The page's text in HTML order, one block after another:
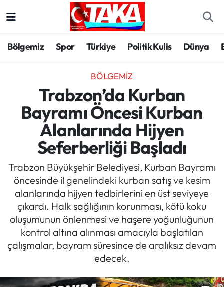
Bölgemiz Spor Türkiye Politik Kulis Dünya
BÖLGEMIZ
Trabzon’da Kurban
Bayramı Öncesi Kurban
Alanlarında Hijyen
Seferberliği Başladı
Trabzon Büyükşehir Belediyesi, Kurban Bayramı
öncesinde il genelindeki kurban satış ve kesim
alanlarında hijyen tedbirlerini en üst seviyeye
çıkardı. Halk sağlığının korunması, kötü koku
oluşumunun önlenmesi ve haşere yoğunluğunun
kontrol altına alınması amacıyla başlatılan
çalışmalar, bayram süresince de aralıksız devam
edecek.
Spor
Türkiye
Kültür/Sanat
Politika
Politik Kulis
Dünya
Magazin
Mektup Galeri
Trabzon Hava Durumu
Trabzon Trafik Yoğunluk Haritası
Süper Lig Puan Durumu ve Fikstür
Tüm Manşetler
Son Dakika Haberleri
Haber Arşivi